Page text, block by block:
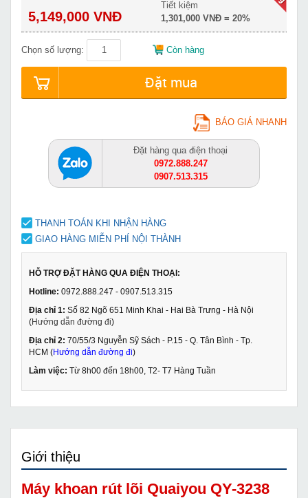
5,149,000 VNĐ
Tiết kiệm
1,301,000 VNĐ = 20%
Chọn số lượng: Còn hàng
Đặt mua
BÁO GIÁ NHANH
Đặt hàng qua điện thoại
0972.888.247
0907.513.315
THANH TOÁN KHI NHẬN HÀNG
GIAO HÀNG MIỄN PHÍ NỘI THÀNH
HỖ TRỢ ĐẶT HÀNG QUA ĐIỆN THOẠI:
Hotline: 0972.888.247 - 0907.513.315
Địa chỉ 1: Số 82 Ngõ 651 Minh Khai - Hai Bà Trưng - Hà Nội
(Hướng dẫn đường đi)
Địa chỉ 2: 70/55/3 Nguyễn Sỹ Sách - P.15 - Q. Tân Bình - Tp.
HCM (Hướng dẫn đường đi)
Làm việc: Từ 8h00 đến 18h00, T2- T7 Hàng Tuần
Giới thiệu
Máy khoan rút lõi Quaiyou QY-3238